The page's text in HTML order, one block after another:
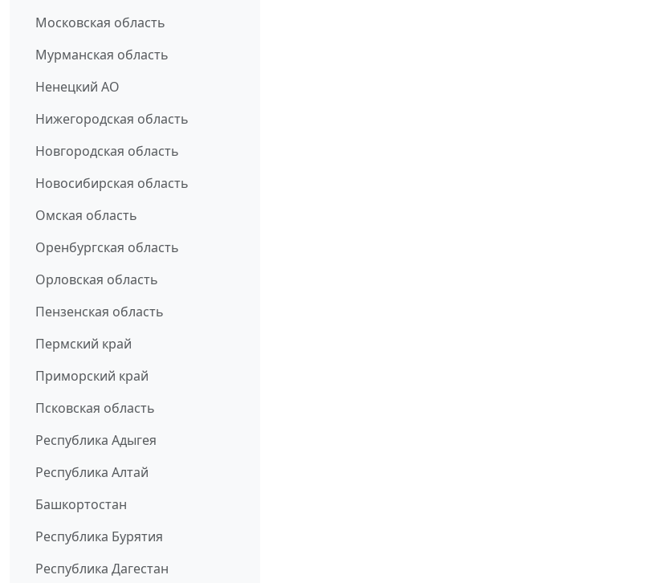
Московская область
Мурманская область
Ненецкий АО
Нижегородская область
Новгородская область
Новосибирская область
Омская область
Оренбургская область
Орловская область
Пензенская область
Пермский край
Приморский край
Псковская область
Республика Адыгея
Республика Алтай
Башкортостан
Республика Бурятия
Республика Дагестан